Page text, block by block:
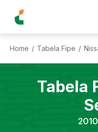
Home / Tabela Fipe /
Tabela
2010